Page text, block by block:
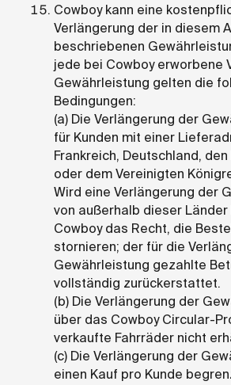
Cowboy kann eine
Verlängerung der in diesem
beschriebenen
jede bei Cowboy erworbene
Gewährleistung gelten die
Bedingungen:
(a) Die Verlängerung der
für Kunden mit einer
Frankreich, Deutschland,
oder dem Vereinigten
Wird eine Verlängerung der
von außerhalb dieser
Cowboy das Recht, die
stornieren; der für die
Gewährleistung gezahlte
vollständig zurückerstattet.
(b) Die Verlängerung der
über das Cowboy Circular-
verkaufte Fahrräder nicht
(c) Die Verlängerung der
einen Kauf pro Kunde